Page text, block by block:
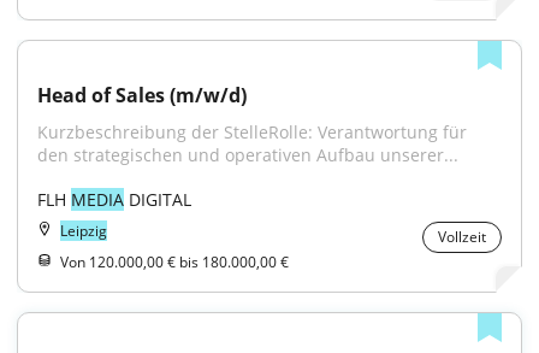
Head of Sales (m/w/d)
Kurzbeschreibung der StelleRolle: Verantwortung für
den strategischen und operativen Aufbau unserer...
FLH MEDIA DIGITAL
Leipzig
Vollzeit
Von 120.000,00 € bis 180.000,00 €